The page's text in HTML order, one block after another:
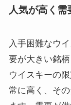
人気が高く需
入手困難なウ
要が大きい銘
ウイスキーの
常に高く、そ